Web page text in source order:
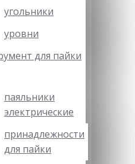
угольники
уровни
для пайки
паяльники
электрические
принадлежности
для пайки